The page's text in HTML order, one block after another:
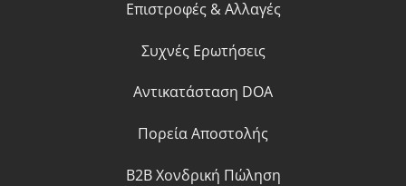
Επιστροφές & Αλλαγές
Συχνές Ερωτήσεις
Αντικατάσταση DOA
Πορεία Αποστολής
B2B Χονδρική Πώληση